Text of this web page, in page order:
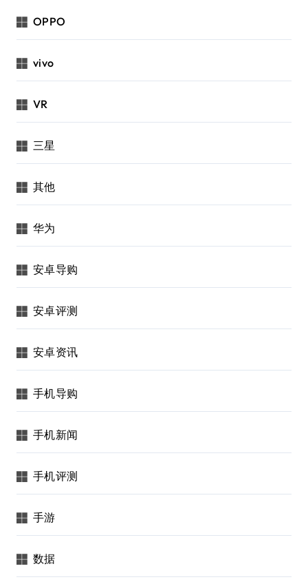
OPPO
vivo
VR
三星
其他
华为
安卓导购
安卓评测
安卓资讯
手机导购
手机新闻
手机评测
手游
数据